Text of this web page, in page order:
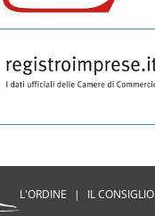
L'ORDINE | IL CONSIGLIO